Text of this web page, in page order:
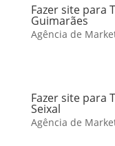
Fazer site para
Guimarães
Agência de
Fazer site para
Seixal
Agência de